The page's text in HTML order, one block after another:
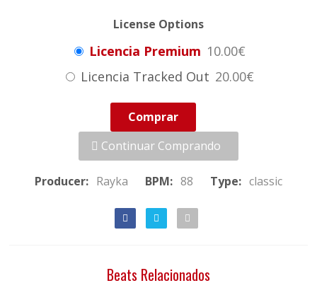
License Options
Licencia Premium 10.00€
Licencia Tracked Out 20.00€
Comprar
Continuar Comprando
Producer: Rayka BPM: 88 Type: classic
Beats Relacionados